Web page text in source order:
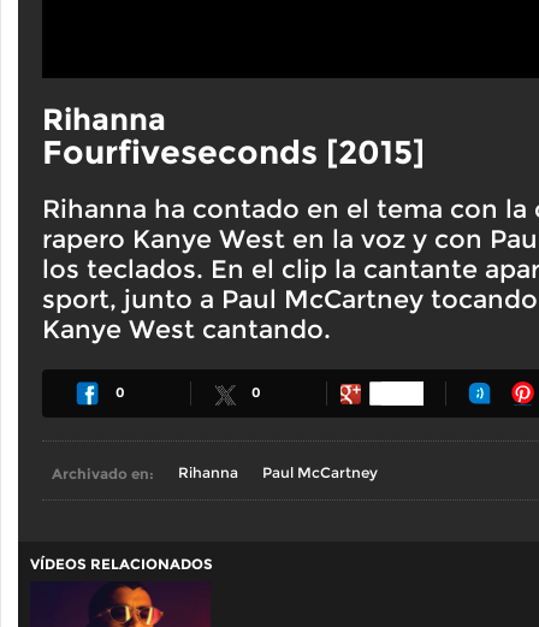
Rihanna
Fourfiveseconds [2015]
Rihanna ha contado en el tema con
rapero Kanye West en la voz y con
los teclados. En el clip la cantante
sport, junto a Paul McCartney
Kanye West cantando.
0 0
Archivado en: Rihanna Paul McCartney
VÍDEOS RELACIONADOS